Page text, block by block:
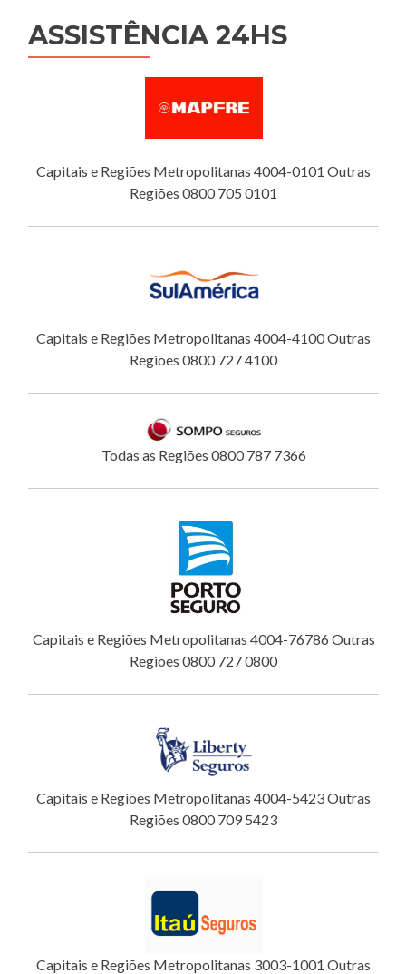
ASSISTÊNCIA 24HS
Capitais e Regiões Metropolitanas 4004-0101 Outras
Regiões 0800 705 0101
Capitais e Regiões Metropolitanas 4004-4100 Outras
Regiões 0800 727 4100
Todas as Regiões 0800 787 7366
Capitais e Regiões Metropolitanas 4004-76786 Outras
Regiões 0800 727 0800
Capitais e Regiões Metropolitanas 4004-5423 Outras
Regiões 0800 709 5423
Capitais e Regiões Metropolitanas 3003-1001 Outras